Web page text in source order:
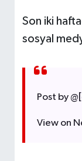
Son iki
sosyal
Post by @
View on